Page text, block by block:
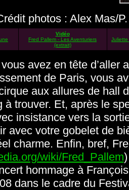
photos : Alex Mas/
Vidéo
Fred Pallem - Les Aventuriers
(extrait)
avez en tête d’aller
de Paris, vous
aux allures de hall
à trouver. Et, après le
insistance vers la
avec votre gobelet de
charme. Enfin, bref,
wiki/Fred_Pallem
hommage à
dans le cadre du